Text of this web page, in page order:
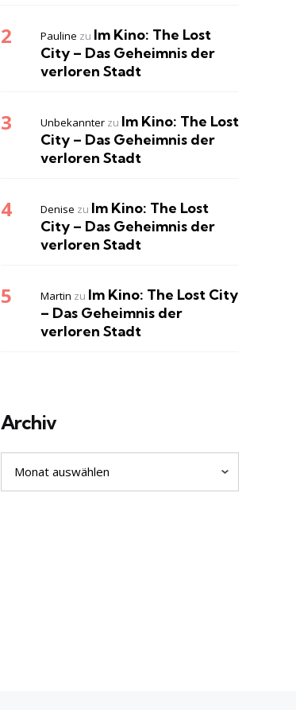
Pauline zu Im Kino: The Lost
City – Das Geheimnis der
verloren Stadt
Unbekannter zu Im Kino: The Lost
City – Das Geheimnis der
verloren Stadt
Denise zu Im Kino: The Lost
City – Das Geheimnis der
verloren Stadt
Martin zu Im Kino: The Lost City
– Das Geheimnis der
verloren Stadt
Archiv